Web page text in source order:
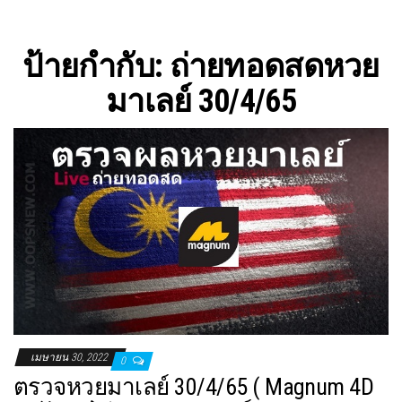
ป้ายกำกับ: ถ่ายทอดสดหวย
มาเลย์ 30/4/65
เมษายน 30, 2022 0
ตรวจหวยมาเลย์ 30/4/65 ( Magnum 4D